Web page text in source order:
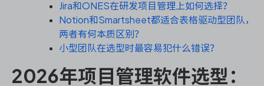
ONES 资讯
Jira和ONES在研发项目管理上如何选择？
Notion和Smartsheet都适合表格驱动型团队，
两者有何本质区别？
小型团队在选型时最容易犯什么错误？
2026年项目管理软件选型：